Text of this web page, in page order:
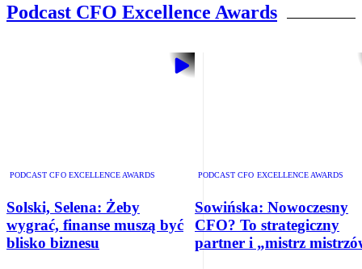
Podcast CFO Excellence Awards
PODCAST CFO EXCELLENCE AWARDS
Solski, Selena: Żeby
wygrać, finanse muszą być
blisko biznesu
PODCAST CFO EXCELLENCE AWARDS
Sowińska: Nowoczesny
CFO? To strategiczny
partner i „mistrz